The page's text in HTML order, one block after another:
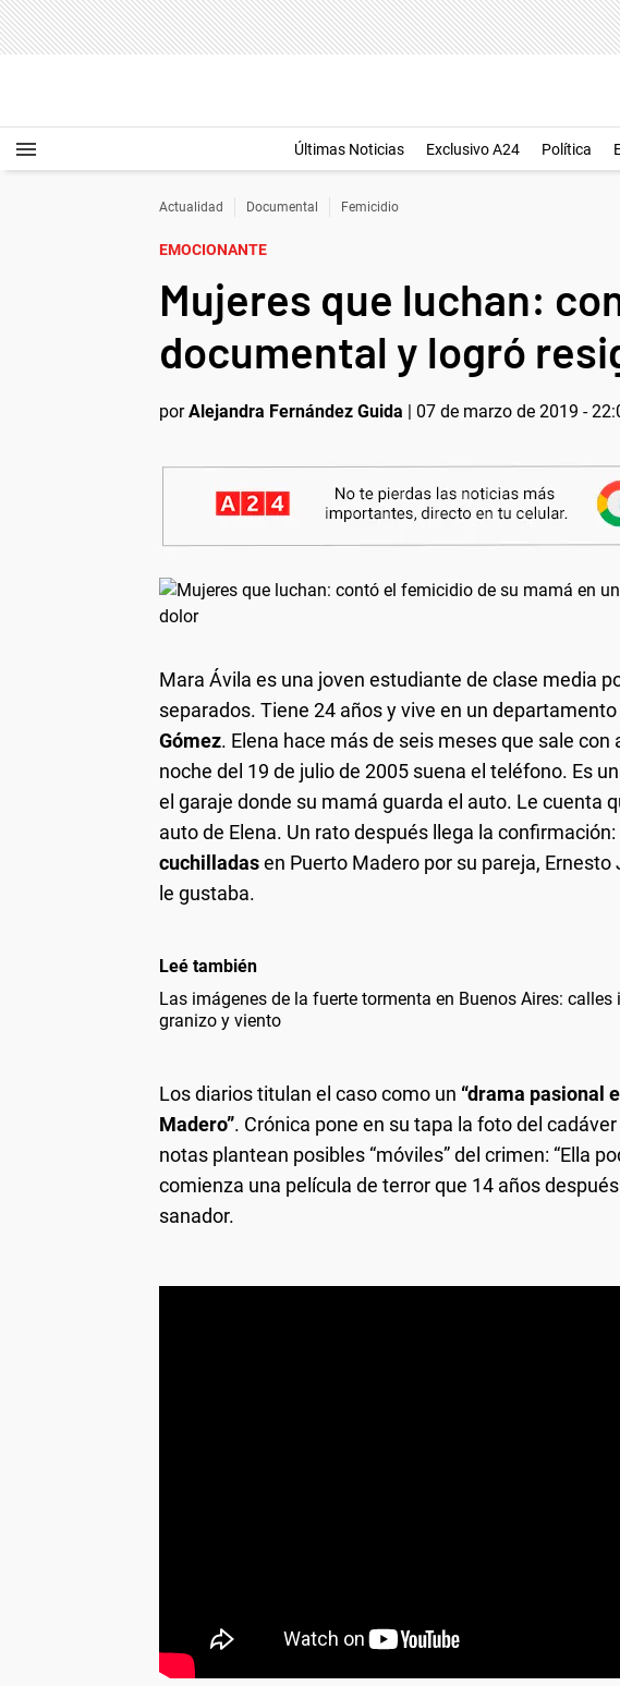
Últimas Noticias Exclusivo A24 Política
Actualidad Documental Femicidio
EMOCIONANTE
Mujeres que luchan:
documental y logró
porAlejandra Fernández Guida | 07 de marzo de 2019 -
Mara Ávila es una joven estudiante de clase media
separados. Tiene 24 años y vive en un departamento
Gómez. Elena hace más de seis meses que sale
noche del 19 de julio de 2005 suena el teléfono. Es
el garaje donde su mamá guarda el auto. Le cuenta
auto de Elena. Un rato después llega la
cuchilladasen Puerto Madero por su pareja,
le gustaba.
Leé también
Las imágenes de la fuerte tormenta en Buenos Aires: calles
granizo y viento
Los diarios titulan el caso como un “drama pasional
Madero”. Crónica pone en su tapa la foto del
notas plantean posibles “móviles” del crimen: “Ella
comienza una película de terror que 14 años
sanador.